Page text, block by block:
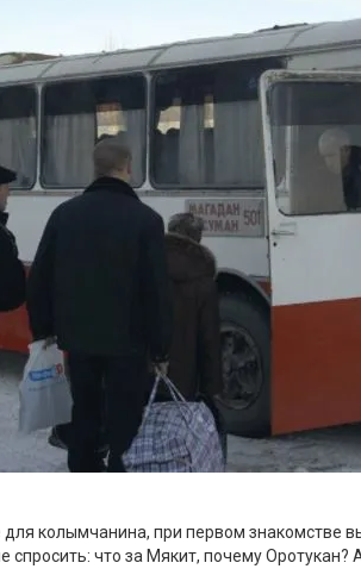
колымчанина, при первом знакомстве
спросить: что за Мякит, почему Оротукан?